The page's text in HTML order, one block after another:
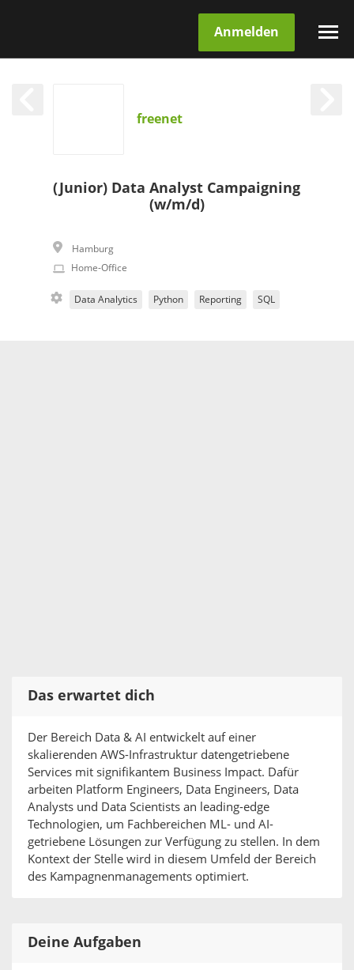
Anmelden
freenet
(Junior) Data Analyst Campaigning
(w/m/d)
Hamburg
Home-Office
Data Analytics Python Reporting SQL
Das erwartet dich
Der Bereich Data & AI entwickelt auf einer
skalierenden AWS-Infrastruktur datengetriebene
Services mit signifikantem Business Impact. Dafür
arbeiten Platform Engineers, Data Engineers, Data
Analysts und Data Scientists an leading-edge
Technologien, um Fachbereichen ML- und AI-
getriebene Lösungen zur Verfügung zu stellen. In dem
Kontext der Stelle wird in diesem Umfeld der Bereich
des Kampagnenmanagements optimiert.
Deine Aufgaben